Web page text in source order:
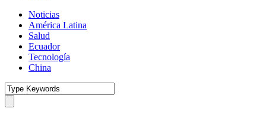
Noticias
América Latina
Salud
Ecuador
Tecnología
China